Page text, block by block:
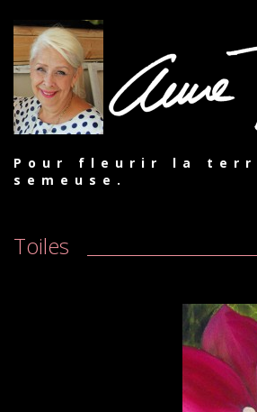
Pour fleurir la
semeuse.
Toiles